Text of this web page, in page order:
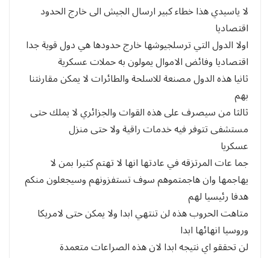
لا ياسيدي هذا خطاء كبير ارسال الجيش الى خارج الحدود
اقتصاديا
اولا الدول التي ترسلجيوشها خارج حدودها هي دول قوية جدا
اقتصاديا وفائض الاموال يمولون به حملات عسكرية
ثانيا هذه الدول مصنعة للاسلحة والطائرات لا يمكن مقارنتنا
بهم
ثالثا من سيصرف على هذه القوات والجزائري لا يملك حتى
مستشفى تتوفر فيه خدمات راقية ولا حتى منزل
عسكريا
جما عات المرتزقه في عادتها انها لا تهتم كثيرا بمن لا
يهاجمها وان هاجمتموهم سوف تستفزونهم وسيجعلون منكم
هدفا رئيسيا لهم
متاهت الحروب هذه لن تنتهي ابدا ولا يمكن حتى لامريكا
وروسيا انهائها ابدا
لن تحققو اي نتيجه ابدا لان هذه الصراعات متعمدة